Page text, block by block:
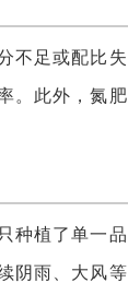
不足或配比失
。此外，氮肥
种植了单一品
阴雨、大风等